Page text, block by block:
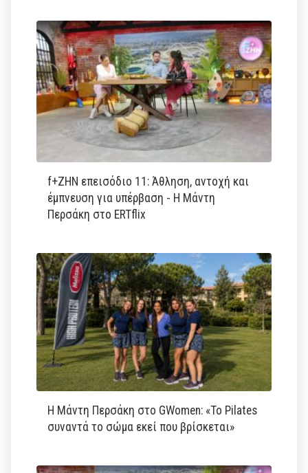
f+ΖΗΝ επεισόδιο 11: Άθληση, αντοχή και
έμπνευση για υπέρβαση - Η Μάντη
Περσάκη στο ERTflix
Η Μάντη Περσάκη στο GWomen: «Το Pilates
συναντά το σώμα εκεί που βρίσκεται»